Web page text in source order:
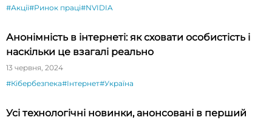
#Акції#Ринок праці#NVIDIA
Анонімність в інтернеті: як сховати особистість і
наскільки це взагалі реально
13 червня, 2024
#Кібербезпека#Інтернет#Україна
Усі технологічні новинки, анонсовані в перший